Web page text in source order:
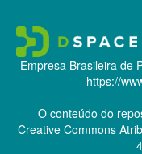
Empresa Brasileira de
https://
O conteúdo do
Creative Commons